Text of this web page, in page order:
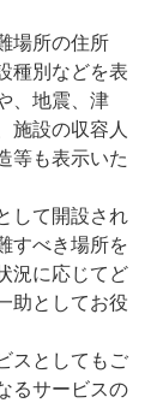
場所の住所
種別などを表
、地震、津
施設の収容人
等も表示いた
して開設され
すべき場所を
況に応じてど
助としてお役
スとしてもご
るサービスの